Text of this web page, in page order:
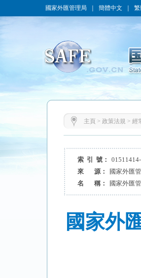
國家外匯管理局 簡體中文 繁
主頁 > 政策法規 > 經
索 引 號：
來 源：
國家外匯
名 稱：
國家外匯
國家外